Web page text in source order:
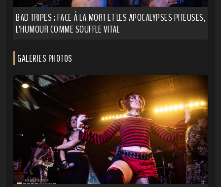
BAD TRIPES : FACE À LA MORT ET LES APOCALYPSES PITEUSES,
L'HUMOUR COMME SOUFFLE VITAL
GALERIES PHOTOS